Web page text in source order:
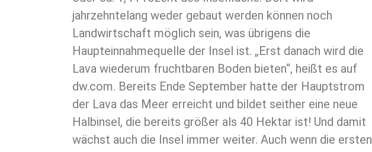
jahrzehntelang weder gebaut werden können noch
Landwirtschaft möglich sein, was übrigens die
Haupteinnahmequelle der Insel ist. „Erst danach wird die
Lava wiederum fruchtbaren Boden bieten“, heißt es auf
dw.com. Bereits Ende September hatte der Hauptstrom
der Lava das Meer erreicht und bildet seither eine neue
Halbinsel, die bereits größer als 40 Hektar ist! Und damit
wächst auch die Insel immer weiter. Auch wenn die ersten